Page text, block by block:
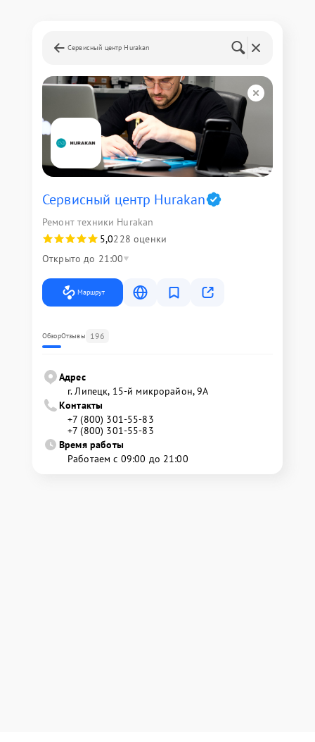
Сервисный центр Hurakan
Сервисный центр Hurakan
Ремонт техники Hurakan
5,0228 оценки
Открыто до 21:00
Маршрут
ОбзорОтзывы 196
Адрес
г. Липецк, 15-й микрорайон, 9А
Контакты
+7 (800) 301-55-83
+7 (800) 301-55-83
Время работы
Работаем с 09:00 до 21:00